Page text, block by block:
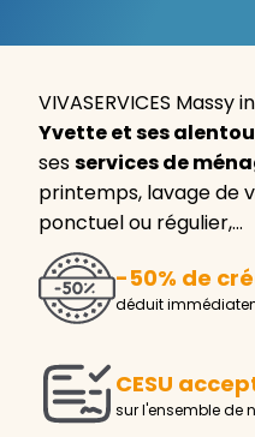
VIVASERVICES Massy
Yvette et ses
sesservices de
printemps, lavage de
ponctuel ou régulier,…
-50% de
déduit
CESU
sur l'ensemble de